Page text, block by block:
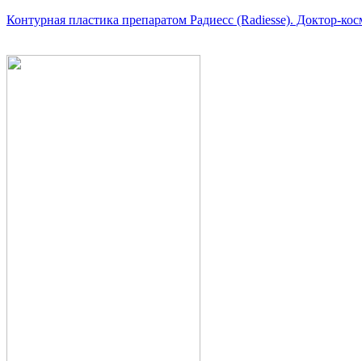
Контурная пластика препаратом Радиесс (Radiesse). Доктор-